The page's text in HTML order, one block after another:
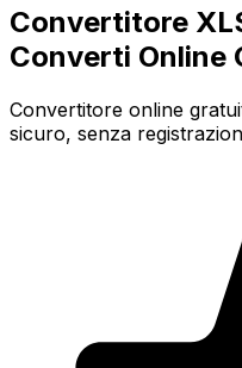
Convertitore
Converti Online
Convertitore online
sicuro, senza